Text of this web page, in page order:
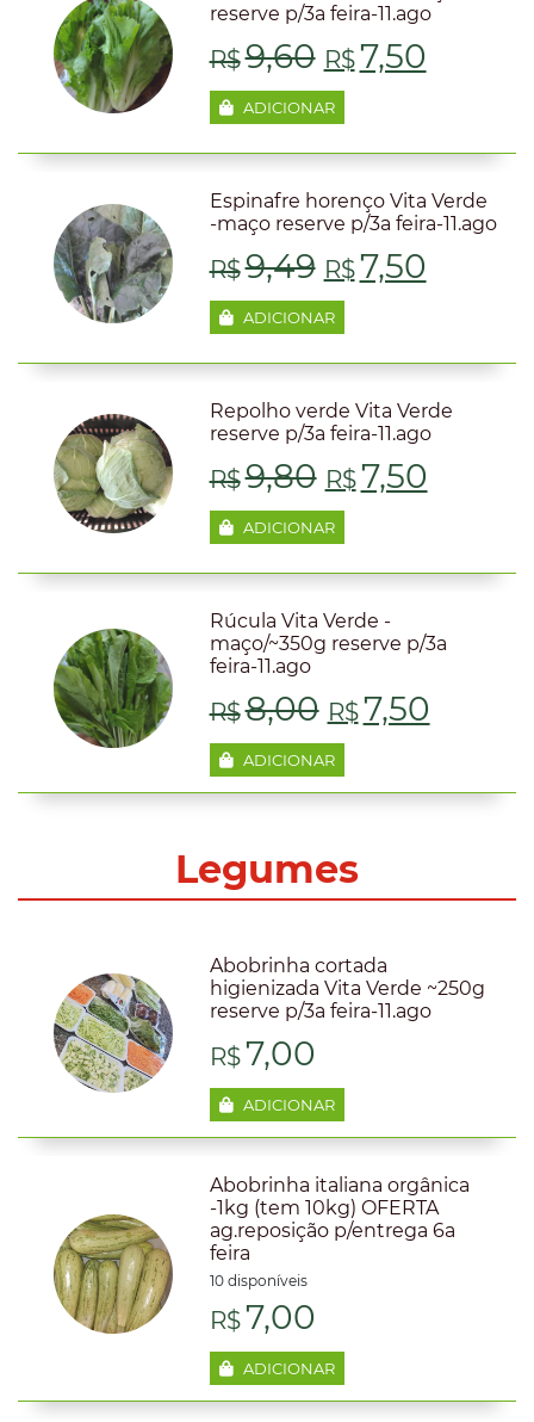
era:
R$8,00.
é:
reserve p/3a feira-11.ago
R$9,60 O
preço
original
era:
R$9,60.
R$7,50
atual
é:
ADICIONAR
Espinafre horenço Vita Verde
-maço reserve p/3a feira-11.ago
R$9,49 O
preço
original
era:
R$9,49.
R$7,50
atual
é:
ADICIONAR
Repolho verde Vita Verde
reserve p/3a feira-11.ago
R$9,80 O
preço
original
era:
R$7,50
atual
é:
ADICIONAR
Rúcula Vita Verde -
maço/~350g reserve p/3a
feira-11.ago
R$8,00 O
preço
original
era:
R$8,00.
R$7,50
atual
ADICIONAR
Legumes
Abobrinha cortada
higienizada Vita Verde ~250g
reserve p/3a feira-11.ago
R$7,00
ADICIONAR
Abobrinha italiana orgânica
-1kg (tem 10kg) OFERTA
ag.reposição p/entrega 6a
feira
10 disponíveis
R$7,00
ADICIONAR